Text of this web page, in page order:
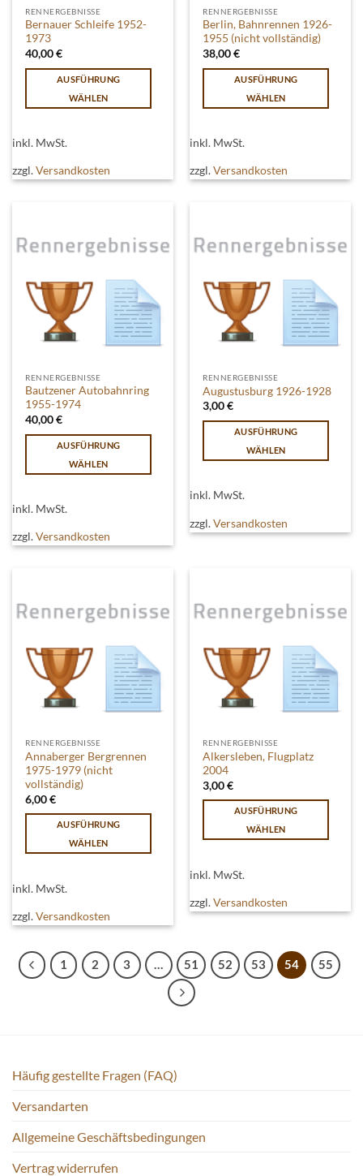
RENNERGEBNISSE
Bernauer Schleife 1952-
1973
40,00€
AUSFÜHRUNG
WÄHLEN
weist
mehrere
Varianten
Optionen
können
der
Produktseite
gewählt
werden
inkl. MwSt.
zzgl.Versandkosten
RENNERGEBNISSE
Berlin, Bahnrennen 1926-
1955 (nicht vollständig)
38,00€
AUSFÜHRUNG
WÄHLEN
weist
mehrere
Varianten
Optionen
können
der
Produktseite
gewählt
werden
inkl. MwSt.
zzgl.Versandkosten
RENNERGEBNISSE
Bautzener Autobahnring
1955-1974
40,00€
AUSFÜHRUNG
WÄHLEN
weist
mehrere
Varianten
Optionen
können
der
Produktseite
gewählt
werden
inkl. MwSt.
zzgl.Versandkosten
RENNERGEBNISSE
Augustusburg 1926-1928
3,00€
AUSFÜHRUNG
WÄHLEN
weist
mehrere
Varianten
können
auf
Produktseite
gewählt
werden
inkl. MwSt.
zzgl.Versandkosten
RENNERGEBNISSE
Annaberger Bergrennen
1975-1979 (nicht
vollständig)
6,00€
AUSFÜHRUNG
WÄHLEN
weist
mehrere
Varianten
Die
Optionen
werden
inkl. MwSt.
zzgl.Versandkosten
RENNERGEBNISSE
Alkersleben, Flugplatz
2004
3,00€
AUSFÜHRUNG
WÄHLEN
weist
mehrere
Varianten
Die
Optionen
inkl. MwSt.
zzgl.Versandkosten
1 2 3 … 51 52 53 54 55
Häufig gestellte Fragen (FAQ)
Versandarten
Allgemeine Geschäftsbedingungen
Vertrag widerrufen